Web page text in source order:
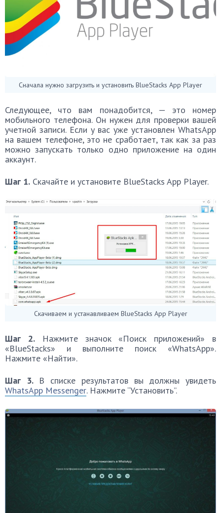
Сначала нужно загрузить и установить BlueStacks App Player
Следующее, что вам понадобится, — это номер
мобильного телефона. Он нужен для проверки вашей
учетной записи. Если у вас уже установлен WhatsApp
на вашем телефоне, это не сработает, так как за раз
можно запускать только одно приложение на один
аккаунт.
Шаг 1. Скачайте и установите BlueStacks App Player.
Скачиваем и устанавливаем BlueStacks App Player
Шаг 2.Нажмите значок «Поиск приложений» в
«BlueStacks» и выполните поиск «WhatsApp».
Нажмите «Найти».
Шаг 3.В списке результатов вы должны увидеть
WhatsApp Messenger. Нажмите “Установить”.